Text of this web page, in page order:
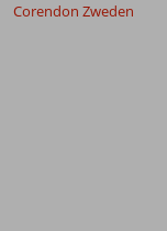
Corendon Zweden